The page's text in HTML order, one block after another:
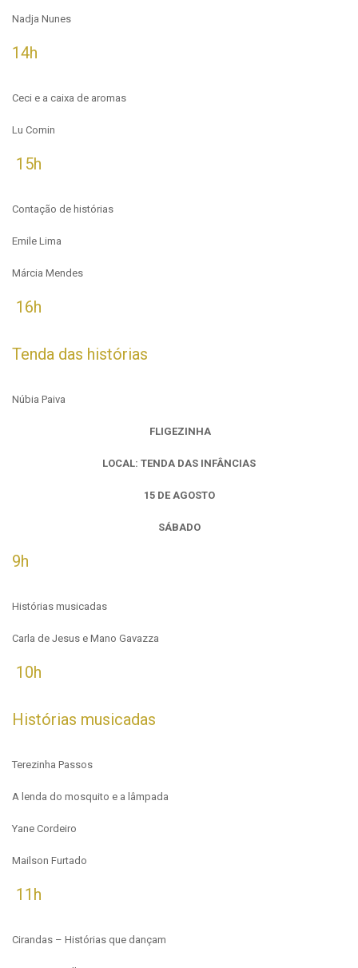
Nadja Nunes
14h
Ceci e a caixa de aromas
Lu Comin
15h
Contação de histórias
Emile Lima
Márcia Mendes
16h
Tenda das histórias
Núbia Paiva
FLIGEZINHA
LOCAL: TENDA DAS INFÂNCIAS
15 DE AGOSTO
SÁBADO
9h
Histórias musicadas
Carla de Jesus e Mano Gavazza
10h
Histórias musicadas
Terezinha Passos
A lenda do mosquito e a lâmpada
Yane Cordeiro
Mailson Furtado
11h
Cirandas – Histórias que dançam